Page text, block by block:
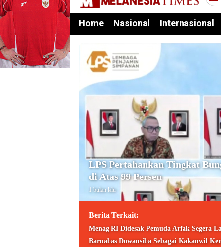
Home Nasional Internasional
LPS Pertahankan Tingkat
di Atas 99 Persen
1 bulan lalu
Berita Terkait:
Menag RI Didesak Pemuda Arfak Segera
Barnabas Dowansiba Sebagai Kakanwil